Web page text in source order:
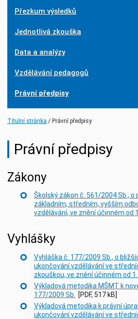
Přezkum výsledků
Jednotlivá zkouška
Data a analýzy
Vzdělávání pedagogů
Právní předpisy
Titulní stránka Právní předpisy
Právní předpisy
Zákony
Školský zákon č. 561/2004 Sb., o
základním, středním, vyšším
vzdělávání, ve znění účinném od
Vyhlášky
Vyhláška č. 177/2009 Sb., o
ukončování vzdělávání ve
zkouškou, ve znění účinném od 1.
Výkladová metodika MŠMT k
177/2009 Sb.
[PDF, 517 kB]
Výkladová metodika k právní
ukončování vzdělávání ve